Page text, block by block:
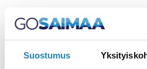
Suostumus
Emmanuel
kertova museo